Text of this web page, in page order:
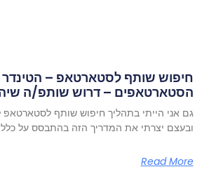
חיפוש שותף לסטארטאפ –
הסטארטאפים – דרוש שותפ/ה
גם אני הייתי בתהליך חיפוש שותף
ובעצם יצרתי את המדריך הזה בהתבסס על
Read More